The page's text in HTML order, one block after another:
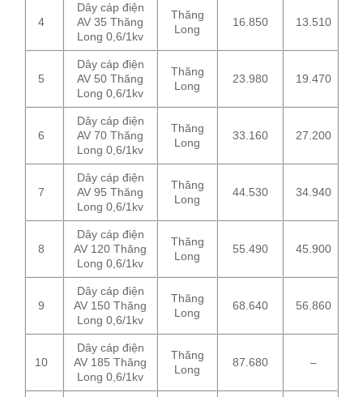
4
Dây cáp điện
AV 35 Thăng
Long 0,6/1kv
Thăng
Long
16.850 13.510
5
Dây cáp điện
AV 50 Thăng
Long 0,6/1kv
Thăng
Long
23.980 19.470
6
Dây cáp điện
AV 70 Thăng
Long 0,6/1kv
Thăng
Long
33.160 27.200
7
Dây cáp điện
AV 95 Thăng
Long 0,6/1kv
Thăng
Long
44.530 34.940
8
Dây cáp điện
AV 120 Thăng
Long 0,6/1kv
Thăng
Long
55.490 45.900
9
Dây cáp điện
AV 150 Thăng
Long 0,6/1kv
Thăng
Long
68.640 56.860
10
Dây cáp điện
AV 185 Thăng
Long 0,6/1kv
Thăng
Long
87.680 –